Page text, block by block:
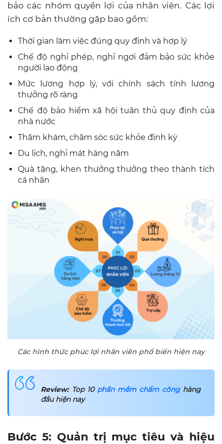
bảo các nhóm quyền lợi của nhân viên. Các lợi
ích cơ bản thường gặp bao gồm:
Thời gian làm việc đúng quy định và hợp lý
Chế độ nghỉ phép, nghỉ ngơi đảm bảo sức khỏe
người lao động
Mức lương hợp lý, với chính sách tính lương
thưởng rõ ràng
Chế độ bảo hiểm xã hội tuân thủ quy định của
nhà nước
Thăm khám, chăm sóc sức khỏe định kỳ
Du lịch, nghỉ mát hàng năm
Quà tặng, khen thưởng thưởng theo thành tích
cá nhân
Các hình thức phúc lợi nhân viên phổ biến hiện nay
Review: Top 10 phần mềm chấm cônghàng
đầu hiện nay
Bước 5: Quản trị mục tiêu và hiệu